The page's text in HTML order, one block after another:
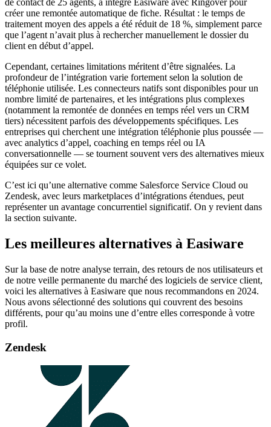
de contact de 25 agents, a intégré Easiware avec Ringover pour
créer une remontée automatique de fiche. Résultat : le temps de
traitement moyen des appels a été réduit de 18 %, simplement parce
que l’agent n’avait plus à rechercher manuellement le dossier du
client en début d’appel.
Cependant, certaines limitations méritent d’être signalées. La
profondeur de l’intégration varie fortement selon la solution de
téléphonie utilisée. Les connecteurs natifs sont disponibles pour un
nombre limité de partenaires, et les intégrations plus complexes
(notamment la remontée de données en temps réel vers un CRM
tiers) nécessitent parfois des développements spécifiques. Les
entreprises qui cherchent une intégration téléphonie plus poussée —
avec analytics d’appel, coaching en temps réel ou IA
conversationnelle — se tournent souvent vers des alternatives mieux
équipées sur ce volet.
C’est ici qu’une alternative comme Salesforce Service Cloud ou
Zendesk, avec leurs marketplaces d’intégrations étendues, peut
représenter un avantage concurrentiel significatif. On y revient dans
la section suivante.
Les meilleures alternatives à Easiware
Sur la base de notre analyse terrain, des retours de nos utilisateurs et
de notre veille permanente du marché des logiciels de service client,
voici les alternatives à Easiware que nous recommandons en 2024.
Nous avons sélectionné des solutions qui couvrent des besoins
différents, pour qu’au moins une d’entre elles corresponde à votre
profil.
Zendesk